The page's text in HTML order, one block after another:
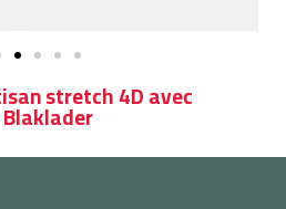
stretch 4D avec